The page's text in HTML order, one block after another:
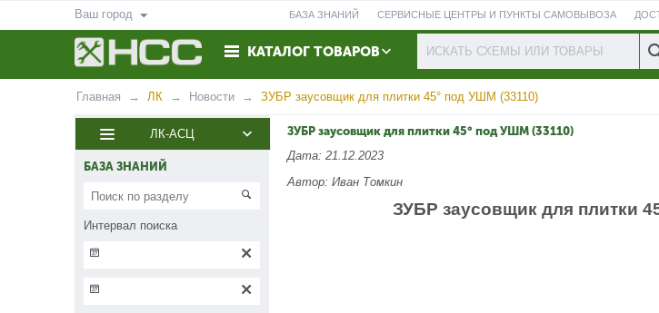
Ваш город БАЗА ЗНАНИЙ СЕРВИСНЫЕ ЦЕНТРЫ И ПУНКТЫ САМОВЫВОЗА
ВОЗВРАТ КОНТАКТЫ ПРОВЕРИТЬ СОСТОЯНИЕ РЕМОНТА
КАТАЛОГ ТОВАРОВ
Главная ЛК Новости ЗУБР заусовщик для плитки 45° под УШМ (33110)
ЛК-АСЦ
БАЗА ЗНАНИЙ
Интервал поиска
ЗУБР заусовщик для плитки 45° под УШМ (33110)
Дата: 21.12.2023
Автор: Иван Томкин
ЗУБР заусовщик для плитки